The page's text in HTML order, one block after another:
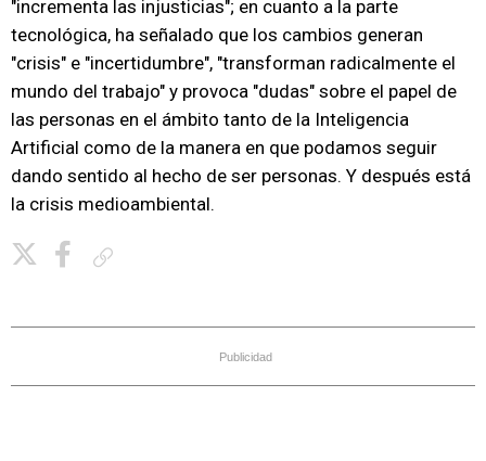
"incrementa las injusticias"; en cuanto a la parte
tecnológica, ha señalado que los cambios generan
"crisis" e "incertidumbre", "transforman radicalmente el
mundo del trabajo" y provoca "dudas" sobre el papel de
las personas en el ámbito tanto de la Inteligencia
Artificial como de la manera en que podamos seguir
dando sentido al hecho de ser personas. Y después está
la crisis medioambiental.
Publicidad